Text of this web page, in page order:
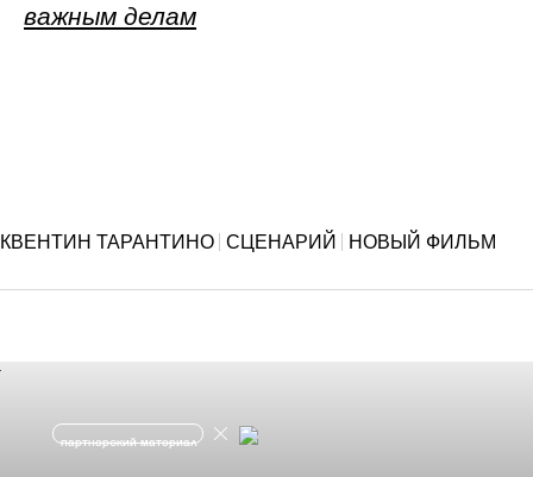
важным делам
КВЕНТИН ТАРАНТИНО СЦЕНАРИЙ НОВЫЙ ФИЛЬМ
партнерский материал